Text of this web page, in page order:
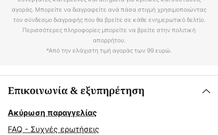
αγοράς. Μπορείτε να διαγραφείτε ανά πάσα στιγμή χρησιμοποιώντας
τον σύνδεσμο διαγραφής που θα βρείτε σε κάθε ενημερωτικό δελτίο.
Περισσότερες πληροφορίες μπορείτε να βρείτε στην πολιτική
απορρήτου.
*Από την ελάχιστη τιμή αγοράς των 99 ευρώ.
Επικοινωνία & εξυπηρέτηση
Ακύρωση παραγγελίας
FAQ - Συχνές ερωτήσεις